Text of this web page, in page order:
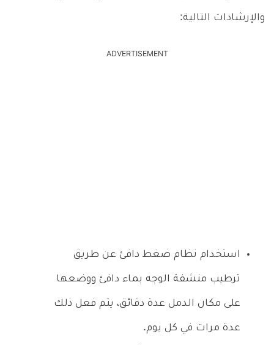
والإرشادات التالية:
ADVERTISEMENT
استخدام نظام ضغط دافئ عن طريق
ترطيب منشفة الوجه بماء دافئ ووضعها
على مكان الدمل عدة دقائق، يتم فعل ذلك
عدة مرات في كل يوم.